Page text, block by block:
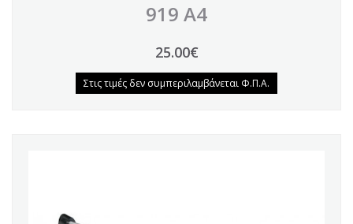
919 Α4
25.00€
Στις τιμές δεν συμπεριλαμβάνεται Φ.Π.Α.